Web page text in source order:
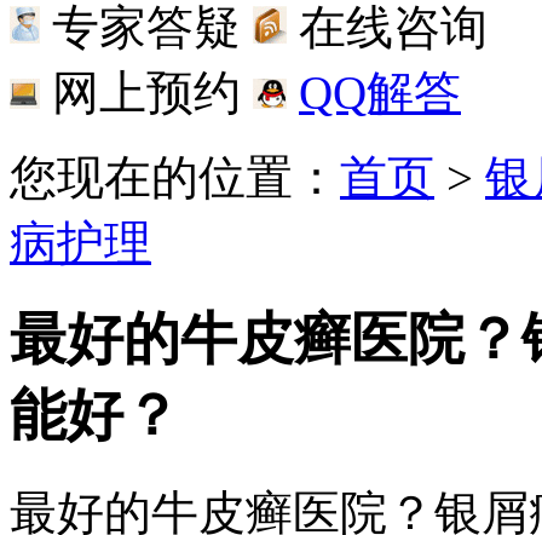
专家答疑
在线咨询
网上预约
QQ解答
您现在的位置： 首页 >
病护理
最好的牛皮癣医院
能好？
最好的牛皮癣医院？银